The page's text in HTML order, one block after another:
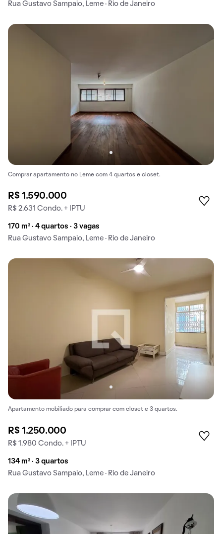
Rua Gustavo Sampaio, Leme · Rio de Janeiro
Comprar apartamento no Leme com 4 quartos e closet.
R$ 1.590.000
R$ 2.631 Condo. + IPTU
170 m² · 4 quartos · 3 vagas
Rua Gustavo Sampaio, Leme · Rio de Janeiro
Apartamento mobiliado para comprar com closet e 3 quartos.
R$ 1.250.000
R$ 1.980 Condo. + IPTU
134 m² · 3 quartos
Rua Gustavo Sampaio, Leme · Rio de Janeiro